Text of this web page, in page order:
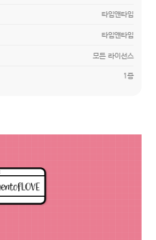
타입앤타입
타입앤타입
모든 라이선스
1종